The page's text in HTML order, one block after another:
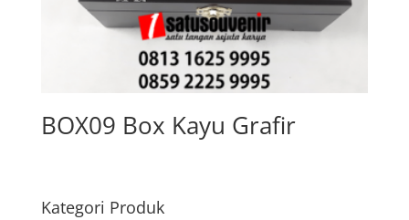
BOX09 Box Kayu Grafir
Kategori Produk